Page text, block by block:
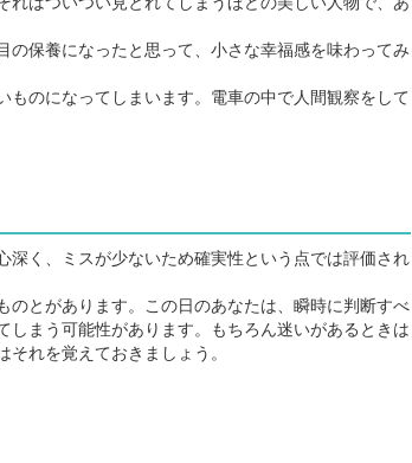
保養になったと思って、小さな幸福感を味わってみ
のになってしまいます。電車の中で人間観察をして
く、ミスが少ないため確実性という点では評価され
とがあります。この日のあなたは、瞬時に判断すべ
まう可能性があります。もちろん迷いがあるときは
れを覚えておきましょう。